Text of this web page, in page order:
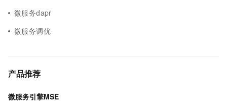
微服务dapr
微服务调优
产品推荐
微服务引擎MSE